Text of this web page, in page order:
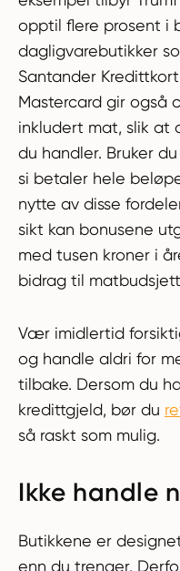
opptil flere prosent i
dagligvarebutikker
Santander
Mastercard gir også
inkludert mat, slik at
du handler. Bruker
si betaler hele
nytte av disse
sikt kan bonusene
med tusen kroner i
bidrag til
Vær imidlertid
og handle aldri for
tilbake. Dersom du
kredittgjeld, bør du
så raskt som mulig.
Ikke handle
Butikkene er
enn du trenger.